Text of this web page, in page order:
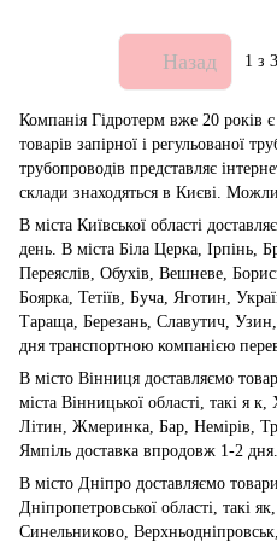
Назад 1 з 3
Компанія Гідротерм вже 20 років
товарів запірної і регульованої
трубопроводів представляє
склади знаходяться в Києві.
В міста Київської області
день. В міста Біла Церка, Ірпінь,
Переяслів, Обухів, Вешневе,
Боярка, Тетіїв, Буча, Яготин,
Тараща, Березань, Славутич,
дня транспортною компанією
В місто Вінниця доставляємо
міста Вінницької області, такі я
Літин, Жмеринка, Бар, Немірів,
Ямпіль доставка впродовж 1-2 дня.
В місто Дніпро доставляємо
Дніпропетровської області, такі
Синельниково,